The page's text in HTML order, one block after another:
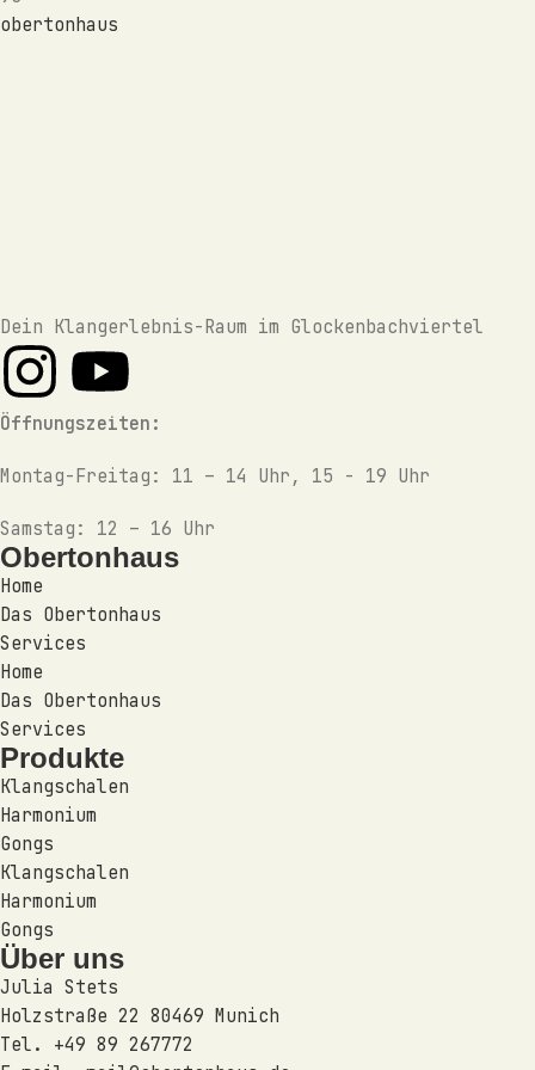
obertonhaus
Dein Klangerlebnis-Raum im Glockenbachviertel
Öffnungszeiten:
Montag-Freitag: 11 – 14 Uhr, 15 - 19 Uhr
Samstag: 12 – 16 Uhr
Obertonhaus
Home
Das Obertonhaus
Services
Home
Das Obertonhaus
Services
Produkte
Klangschalen
Harmonium
Gongs
Klangschalen
Harmonium
Gongs
Über uns
Julia Stets
Holzstraße 22 80469 Munich
Tel. +49 89 267772